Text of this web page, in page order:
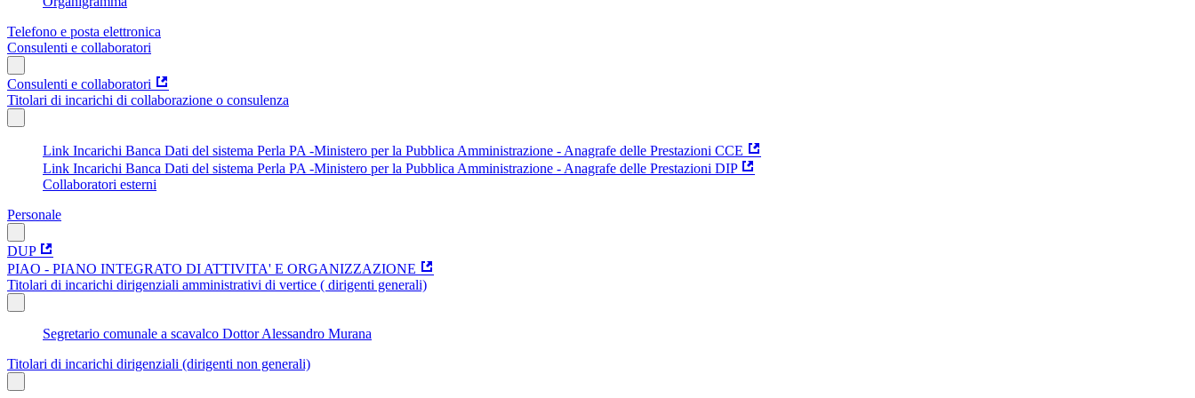
Telefono e posta elettronica
Consulenti e collaboratori
Consulenti e collaboratori
Titolari di incarichi di collaborazione o consulenza
Link Incarichi Banca Dati del sistema Perla PA -Ministero per la Pubblica Amministrazione - Anagrafe delle Prestazioni CCE
Link Incarichi Banca Dati del sistema Perla PA -Ministero per la Pubblica Amministrazione - Anagrafe delle Prestazioni DIP
Collaboratori esterni
Personale
DUP
PIAO - PIANO INTEGRATO DI ATTIVITA' E ORGANIZZAZIONE
Titolari di incarichi dirigenziali amministrativi di vertice ( dirigenti generali)
Segretario comunale a scavalco Dottor Alessandro Murana
Titolari di incarichi dirigenziali (dirigenti non generali)